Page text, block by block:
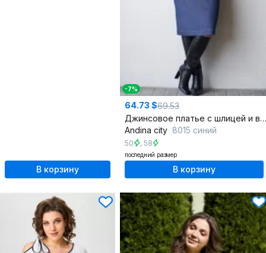
В корзину
-7%
64.73 $69.53
Джинсовое платье с шлицей и вытачками для делового образа
Andina city 8015 синий
50 , 58
последний размер
В корзину